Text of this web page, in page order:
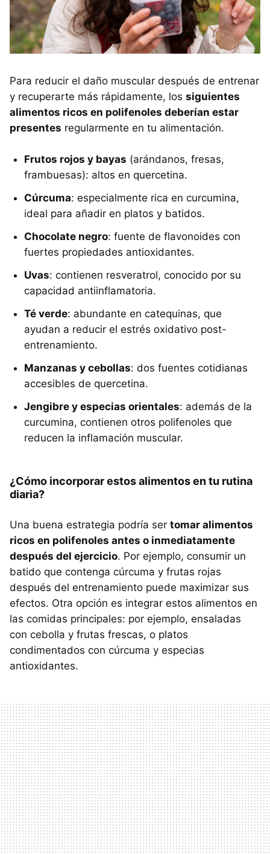
Para reducir el daño muscular después de entrenar
y recuperarte más rápidamente, los siguientes
alimentos ricos en polifenoles deberían estar
presentes regularmente en tu alimentación.
Frutos rojos y bayas (arándanos, fresas,
frambuesas): altos en quercetina.
Cúrcuma: especialmente rica en curcumina,
ideal para añadir en platos y batidos.
Chocolate negro: fuente de flavonoides con
fuertes propiedades antioxidantes.
Uvas: contienen resveratrol, conocido por su
capacidad antiinflamatoria.
Té verde: abundante en catequinas, que
ayudan a reducir el estrés oxidativo post-
entrenamiento.
Manzanas y cebollas: dos fuentes cotidianas
accesibles de quercetina.
Jengibre y especias orientales: además de la
curcumina, contienen otros polifenoles que
reducen la inflamación muscular.
¿Cómo incorporar estos alimentos en tu rutina
diaria?
Una buena estrategia podría ser tomar alimentos
ricos en polifenoles antes o inmediatamente
después del ejercicio. Por ejemplo, consumir un
batido que contenga cúrcuma y frutas rojas
después del entrenamiento puede maximizar sus
efectos. Otra opción es integrar estos alimentos en
las comidas principales: por ejemplo, ensaladas
con cebolla y frutas frescas, o platos
condimentados con cúrcuma y especias
antioxidantes.